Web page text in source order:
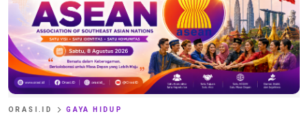
ORASI.ID GAYA HIDUP